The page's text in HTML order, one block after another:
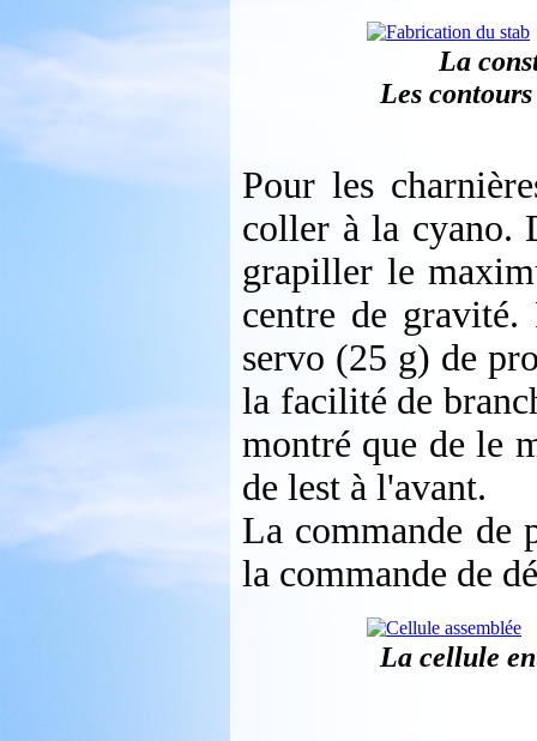
La
Les
Pour les
coller à la cyano.
grapiller le
centre de
servo (25 g) de
la facilité de
montré que de le
de lest à l'avant.
La commande de
la commande de
La cellule